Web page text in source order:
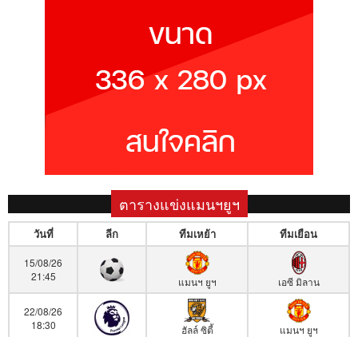
ตารางแข่งแมนฯยูฯ
วันที่ ลีก ทีมเหย้า ทีมเยือน
15/08/26
21:45
แมนฯ ยูฯ เอซี มิลาน
22/08/26
18:30
ฮัลล์ ซิตี้ แมนฯ ยูฯ